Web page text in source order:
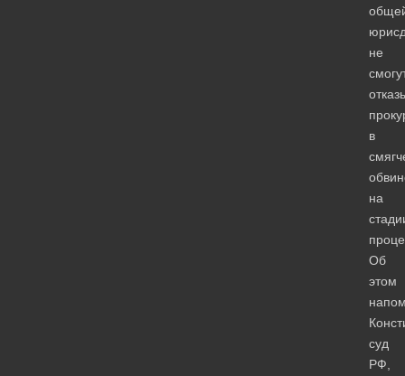
не
в
на
Об
этом
суд
РФ,